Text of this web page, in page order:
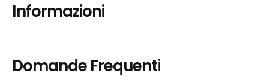
Informazioni
Domande Frequenti